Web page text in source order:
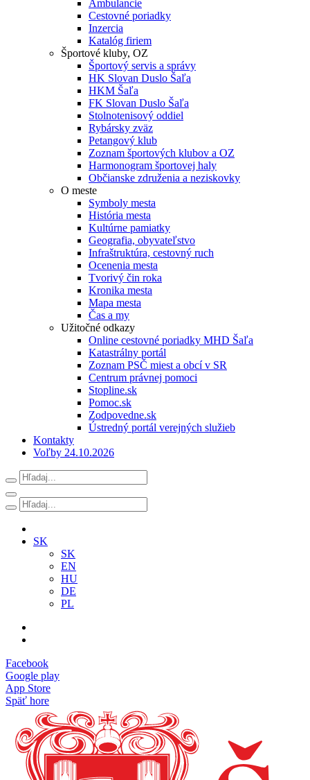
Ambulancie
Cestovné poriadky
Inzercia
Katalóg firiem
Športové kluby, OZ
Športový servis a správy
HK Slovan Duslo Šaľa
HKM Šaľa
FK Slovan Duslo Šaľa
Stolnotenisový oddiel
Rybársky zväz
Petangový klub
Zoznam športových klubov a OZ
Harmonogram športovej haly
Občianske združenia a neziskovky
O meste
Symboly mesta
História mesta
Kultúrne pamiatky
Geografia, obyvateľstvo
Infraštruktúra, cestovný ruch
Ocenenia mesta
Tvorivý čin roka
Kronika mesta
Mapa mesta
Čas a my
Užitočné odkazy
Online cestovné poriadky MHD Šaľa
Katastrálny portál
Zoznam PSČ miest a obcí v SR
Centrum právnej pomoci
Stopline.sk
Pomoc.sk
Zodpovedne.sk
Ústredný portál verejných služieb
Kontakty
Voľby 24.10.2026
SK
SK
EN
HU
DE
PL
Facebook
Google play
App Store
Späť hore